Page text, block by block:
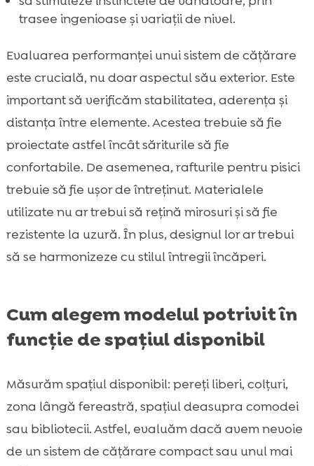
trasee ingenioase și variații de nivel.
Evaluarea performanței unui sistem de cățărare
este crucială, nu doar aspectul său exterior. Este
important să verificăm stabilitatea, aderența și
distanța între elemente. Acestea trebuie să fie
proiectate astfel încât săriturile să fie
confortabile. De asemenea, rafturile pentru pisici
trebuie să fie ușor de întreținut. Materialele
utilizate nu ar trebui să rețină mirosuri și să fie
rezistente la uzură. În plus, designul lor ar trebui
să se harmonizeze cu stilul întregii încăperi.
Cum alegem modelul potrivit în
funcție de spațiul disponibil
Măsurăm spațiul disponibil: pereți liberi, colțuri,
zona lângă fereastră, spațiul deasupra comodei
sau bibliotecii. Astfel, evaluăm dacă avem nevoie
de un sistem de cățărare compact sau unul mai